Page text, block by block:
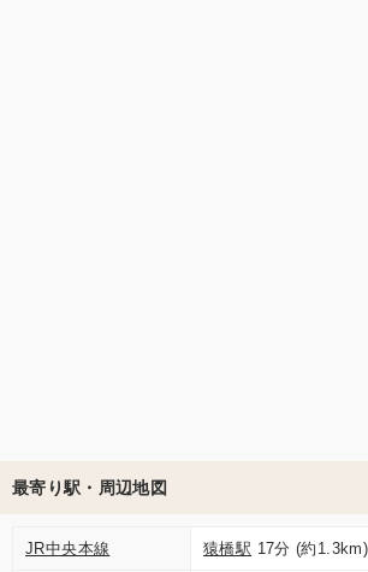
最寄り駅・周辺地図
JR中央本線 猿橋駅 17分 (約1.3km)